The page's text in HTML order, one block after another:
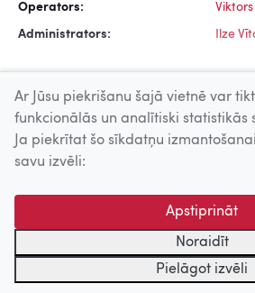
Operators:
Administrators: Ilze
© 2026 Nacionālais Kino centrs, Kultūras
centrs. Sadarbības partneris: Latvijas
kinofotofonodokumentu arhīvs.
Ar Jūsu piekrišanu šajā vietnē var
funkcionālās un analītiski statistikās
Ja piekrītat šo sīkdatņu
savu izvēli:
Apstiprināt
Noraidīt
Pielāgot izvēli